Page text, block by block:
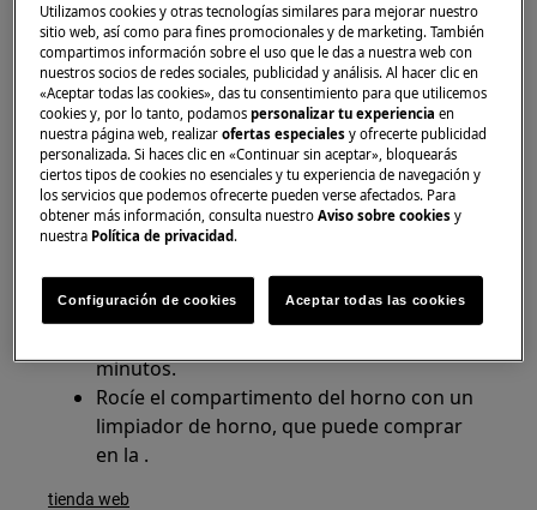
1. Instrucciones de limpieza para hornos de
vapor combinados con un generador de vapor
visible en la parte inferior del horno:
Importante:enfríe completamente el horno
antes de comenzar el programa. Si el horno
está caliente, el vapor no funciona tan rápido.
Siga el procedimiento que se muestra en la
pantalla del horno.
minutos.
Rocíe el compartimento del horno con un
limpiador de horno, que puede comprar
en la .
tienda web
Utilizamos cookies y otras tecnologías similares para mejorar nuestro
sitio web, así como para fines promocionales y de marketing. También
compartimos información sobre el uso que le das a nuestra web con
nuestros socios de redes sociales, publicidad y análisis. Al hacer clic en
«Aceptar todas las cookies», das tu consentimiento para que utilicemos
cookies y, por lo tanto, podamospersonalizar tu experienciaen
nuestra página web, realizarofertas especiales y ofrecerte publicidad
personalizada. Si haces clic en «Continuar sin aceptar», bloquearás
ciertos tipos de cookies no esenciales y tu experiencia de navegación y
los servicios que podemos ofrecerte pueden verse afectados. Para
obtener más información, consulta nuestroAviso sobre cookies y
nuestra Política de privacidad.
Configuración de cookies Aceptar todas las cookies